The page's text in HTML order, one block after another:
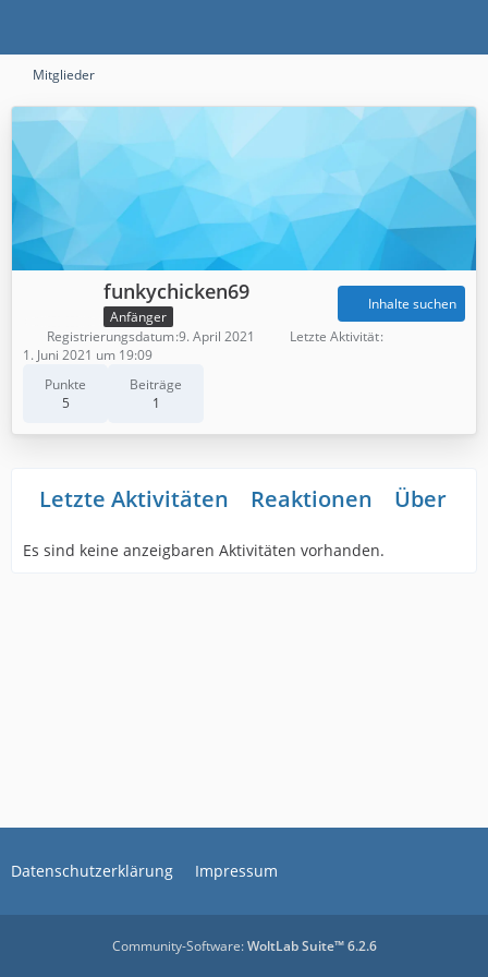
Mitglieder
funkychicken69
Anfänger
Punkte
5
Beiträge
1
Inhalte suchen
Registrierungsdatum 9. April 2021
Letzte Aktivität
1. Juni 2021 um 19:09
Letzte Aktivitäten Reaktionen Über
Es sind keine anzeigbaren Aktivitäten vorhanden.
Datenschutzerklärung Impressum
Community-Software:WoltLab Suite™ 6.2.6